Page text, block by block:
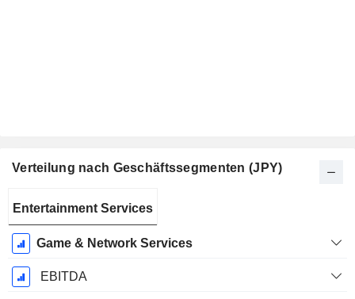
Verteilung nach Geschäftssegmenten (JPY)
Geschäftsjahres:
Entertainment Services
Game & Network Services
EBITDA